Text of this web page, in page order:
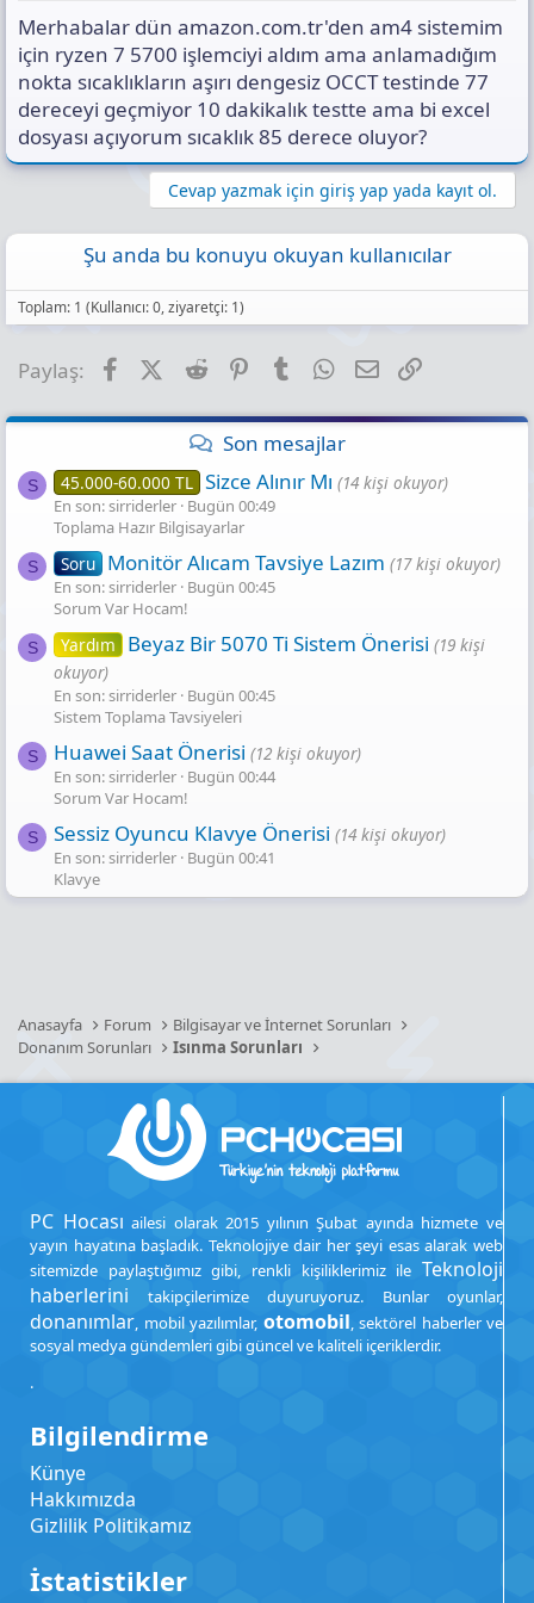
ı
n
K
o
p
a
l
Merhabalar dün amazon.com.tr'den am4 sistemim
için ryzen 7 5700 işlemciyi aldım ama anlamadığım
nokta sıcaklıkların aşırı dengesiz OCCT testinde 77
dereceyi geçmiyor 10 dakikalık testte ama bi excel
dosyası açıyorum sıcaklık 85 derece oluyor?
Cevap yazmak için giriş yap yada kayıt ol.
Şu anda bu konuyu okuyan kullanıcılar
Toplam: 1 (Kullanıcı: 0, ziyaretçi: 1)
Paylaş: FacebookX (Twitter)
Reddit PinterestTumblr WhatsApp
E-posta
Son mesajlar
S 45.000-60.000 TL Sizce Alınır Mı (14 kişi okuyor)
En son: sirriderler Bugün 00:49
Toplama Hazır Bilgisayarlar
S Soru Monitör Alıcam Tavsiye Lazım (17 kişi okuyor)
En son: sirriderler Bugün 00:45
Sorum Var Hocam!
S Yardım Beyaz Bir 5070 Ti Sistem Önerisi (19 kişi
okuyor)
En son: sirriderler Bugün 00:45
Sistem Toplama Tavsiyeleri
S Huawei Saat Önerisi (12 kişi okuyor)
En son: sirriderler Bugün 00:44
Sorum Var Hocam!
S Sessiz Oyuncu Klavye Önerisi (14 kişi okuyor)
En son: sirriderler Bugün 00:41
Klavye
Anasayfa Forum
Bilgisayar ve İnternet Sorunları
Donanım Sorunları
Isınma Sorunları
PC Hocası ailesi olarak 2015 yılının Şubat ayında hizmete ve
yayın hayatına başladık. Teknolojiye dair her şeyi esas alarak web
sitemizde paylaştığımız gibi, renkli kişiliklerimiz ile Teknoloji
haberlerini takipçilerimize duyuruyoruz. Bunlar oyunlar,
donanımlar, mobil yazılımlar, otomobil, sektörel haberler ve
sosyal medya gündemleri gibi güncel ve kaliteli içeriklerdir.
.
Bilgilendirme
Künye
Hakkımızda
Gizlilik Politikamız
İstatistikler